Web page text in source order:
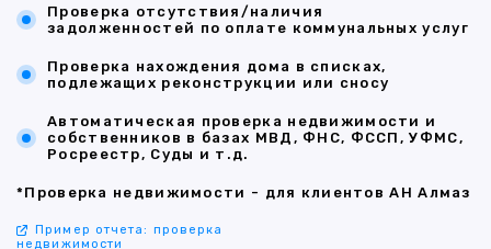
Проверка отсутствия/наличия
задолженностей по оплате коммунальных услуг
Проверка нахождения дома в списках,
подлежащих реконструкции или сносу
Автоматическая проверка недвижимости и
собственников в базах МВД, ФНС, ФССП, УФМС,
Росреестр, Суды и т.д.
*Проверка недвижимости - для клиентов АН Алмаз
Пример отчета: проверка
недвижимости